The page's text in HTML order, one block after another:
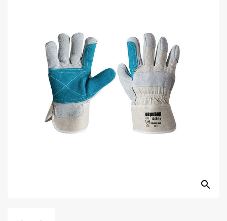
search